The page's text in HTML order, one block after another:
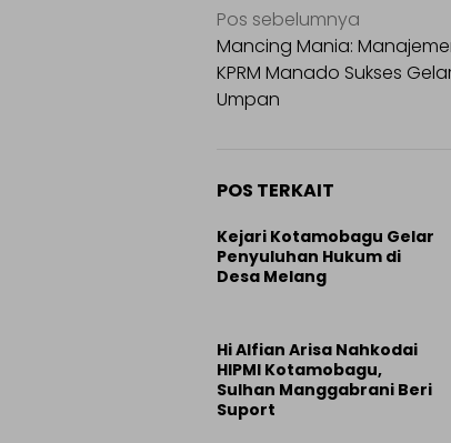
Navigasi
pos
Pos sebelumnya
Mancing Mania:
KPRM Manado Sukses
Umpan
POS TERKAIT
Kejari Kotamobagu Gelar
Penyuluhan Hukum di
Desa Melang
Hi Alfian Arisa Nahkodai
HIPMI Kotamobagu,
Sulhan Manggabrani Beri
Suport